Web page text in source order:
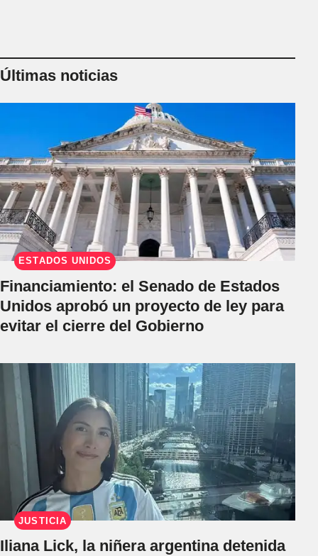
Últimas noticias
ESTADOS UNIDOS
Financiamiento: el Senado de Estados
Unidos aprobó un proyecto de ley para
evitar el cierre del Gobierno
JUSTICIA
Iliana Lick, la niñera argentina detenida